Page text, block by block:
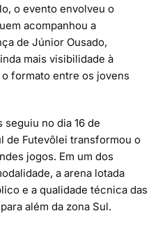
o evento envolveu o
acompanhou a
de Júnior Ousado,
mais visibilidade à
formato entre os jovens
no dia 16 de
de Futevôlei transformou o
jogos. Em um dos
a arena lotada
e a qualidade técnica das
além da zona Sul.